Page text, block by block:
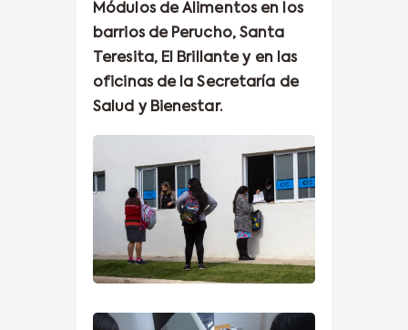
Módulos de Alimentos en los
barrios de Perucho, Santa
Teresita, El Brillante y en las
oficinas de la Secretaría de
Salud y Bienestar.